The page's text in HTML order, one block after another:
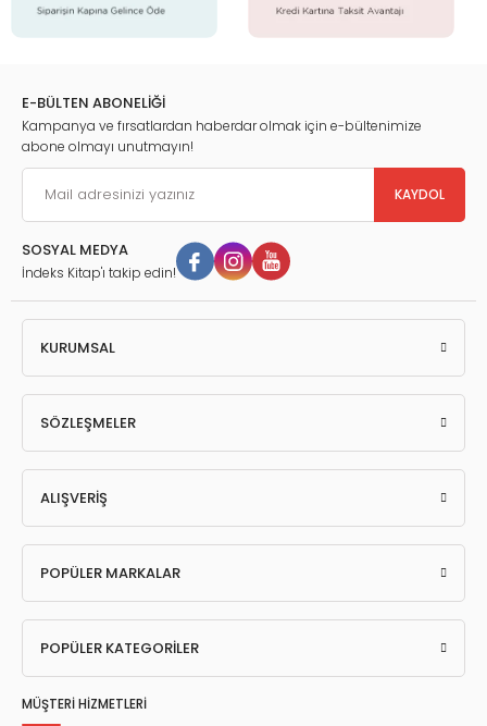
E-BÜLTEN ABONELİĞİ
Kampanya ve fırsatlardan haberdar olmak için e-bültenimize
abone olmayı unutmayın!
KAYDOL
SOSYAL MEDYA
İndeks Kitap'ı takip edin!
KURUMSAL
SÖZLEŞMELER
ALIŞVERİŞ
POPÜLER MARKALAR
POPÜLER KATEGORİLER
MÜŞTERİ HİZMETLERİ